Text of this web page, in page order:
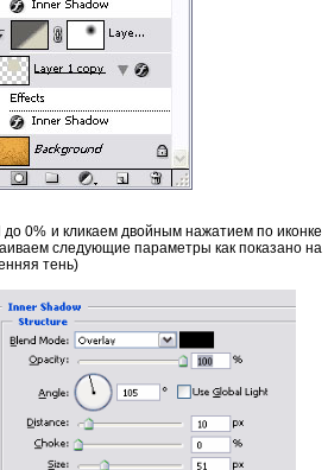
0% и кликаем двойным нажатием по иконке
следующие параметры как показано на
тень)